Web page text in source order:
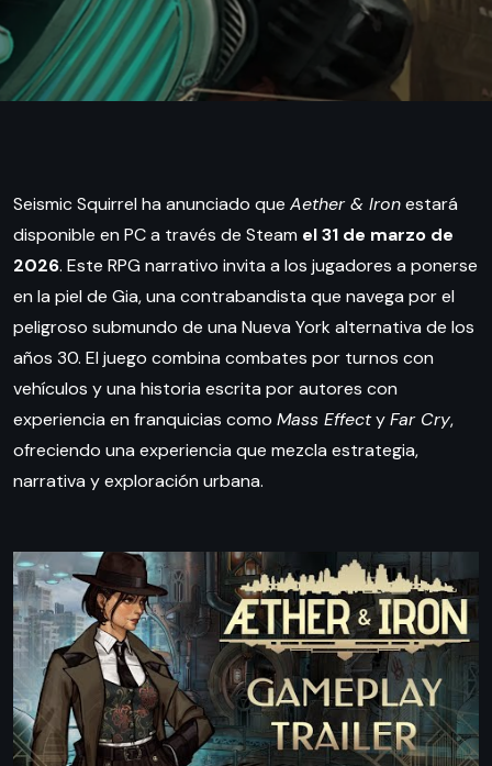
Seismic Squirrel ha anunciado que Aether & Ironestará
disponible en PC a través de Steam el 31 de marzo de
2026. Este RPG narrativo invita a los jugadores a ponerse
en la piel de Gia, una contrabandista que navega por el
peligroso submundo de una Nueva York alternativa de los
años 30. El juego combina combates por turnos con
vehículos y una historia escrita por autores con
experiencia en franquicias como Mass EffectyFar Cry,
ofreciendo una experiencia que mezcla estrategia,
narrativa y exploración urbana.